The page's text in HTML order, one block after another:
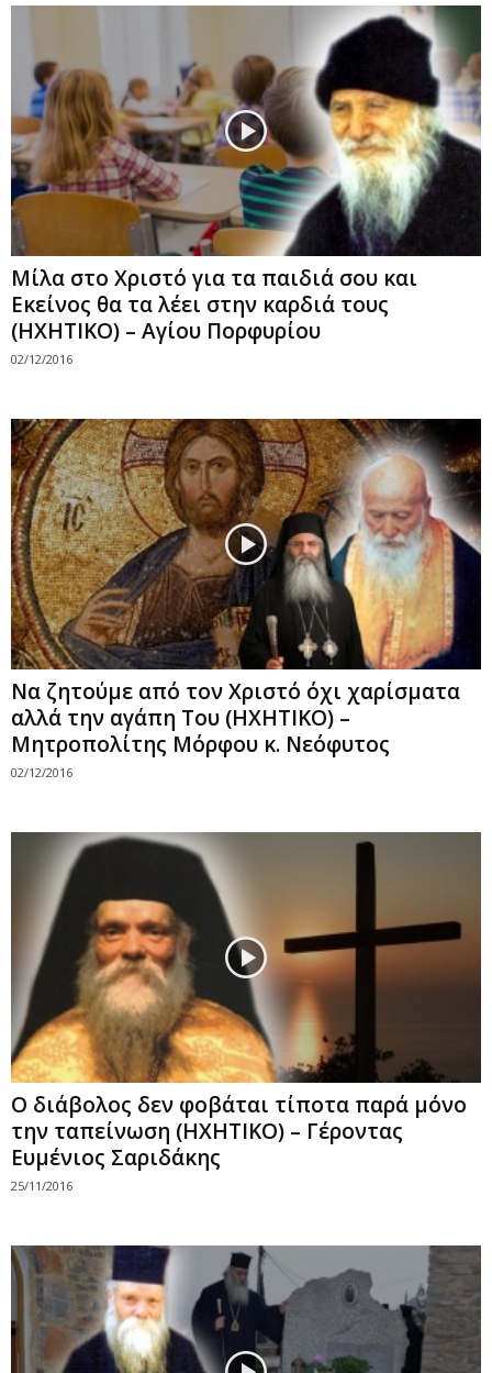
Μίλα στο Χριστό για τα παιδιά σου και
Εκείνος θα τα λέει στην καρδιά τους
(ΗΧΗΤΙΚΟ) – Αγίου Πορφυρίου
02/12/2016
Να ζητούμε από τον Χριστό όχι χαρίσματα
αλλά την αγάπη Του (ΗΧΗΤΙΚΟ) –
Μητροπολίτης Μόρφου κ. Νεόφυτος
02/12/2016
Ο διάβολος δεν φοβάται τίποτα παρά μόνο
την ταπείνωση (ΗΧΗΤΙΚΟ) – Γέροντας
Ευμένιος Σαριδάκης
25/11/2016